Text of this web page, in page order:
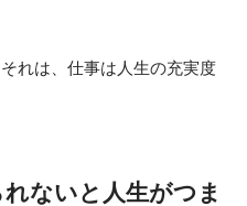
れは、仕事は人生の充実度
ないと人生がつま